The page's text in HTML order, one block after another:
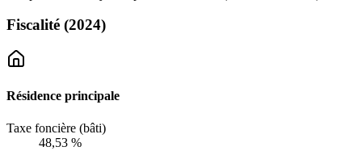
Fiscalité (2024)
Résidence principale
Taxe foncière (bâti)
48,53 %